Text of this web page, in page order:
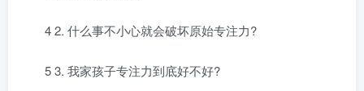
4 2. 什么事不小心就会破坏原始专注力?
5 3. 我家孩子专注力到底好不好?